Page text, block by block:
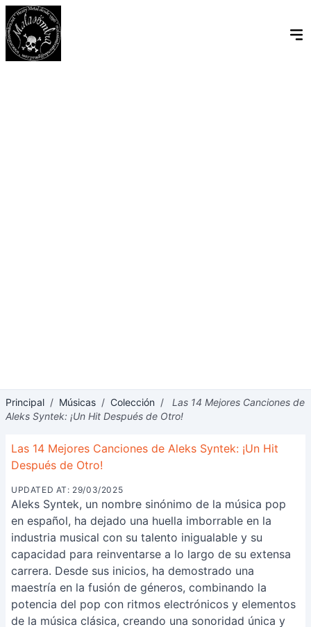
Principal / Músicas / Colección /
Las 14 Mejores Canciones de
Aleks Syntek: ¡Un Hit Después de Otro!
Las 14 Mejores Canciones de Aleks Syntek: ¡Un Hit
Después de Otro!
UPDATED AT: 29/03/2025
Aleks Syntek, un nombre sinónimo de la música pop
en español, ha dejado una huella imborrable en la
industria musical con su talento inigualable y su
capacidad para reinventarse a lo largo de su extensa
carrera. Desde sus inicios, ha demostrado una
maestría en la fusión de géneros, combinando la
potencia del pop con ritmos electrónicos y elementos
de la música clásica, creando una sonoridad única y